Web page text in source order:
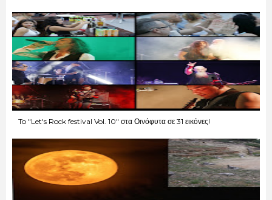
To "Let's Rock festival Vol. 10" στα Οινόφυτα σε 31 εικόνες!